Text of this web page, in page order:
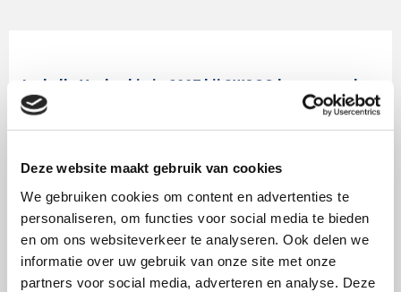
Deze website maakt gebruik van cookies
We gebruiken cookies om content en advertenties te
personaliseren, om functies voor social media te bieden
en om ons websiteverkeer te analyseren. Ook delen we
informatie over uw gebruik van onze site met onze
partners voor social media, adverteren en analyse. Deze
Isabella Voskuyl is in 2007 bij SWOCC begonnen als
onderzoekster. Begin 2009 bracht zij haar eerste
SWOCC-publicatie uit, in maart 2011 gevolgd door
haar tweede, en tevens laatste onderzoek, die zij
Ossenbruggen.
SWOCC PUBLICATIES